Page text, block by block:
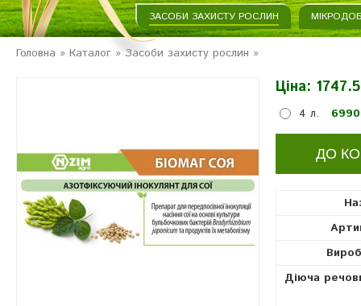
ЗАСОБИ ЗАХИСТУ РОСЛИН
Головна » Каталог » Засоби захисту рослин »
Ціна:
4 л.
Діюча